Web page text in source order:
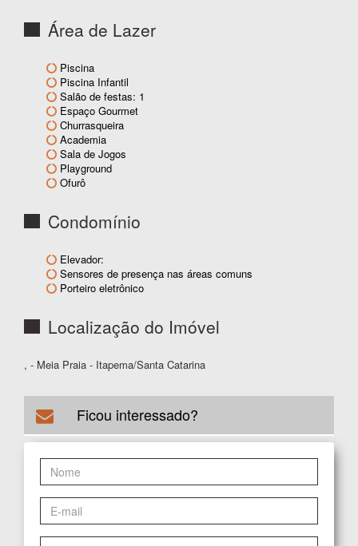
Área de Lazer
Piscina
Piscina Infantil
Salão de festas: 1
Espaço Gourmet
Churrasqueira
Academia
Sala de Jogos
Playground
Ofurô
Condomínio
Elevador:
Sensores de presença nas áreas comuns
Porteiro eletrônico
Localização do Imóvel
, - Meia Praia - Itapema/Santa Catarina
Ficou interessado?